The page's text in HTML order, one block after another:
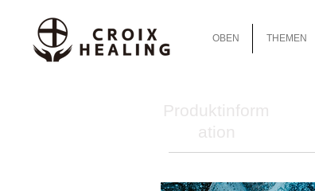
OBEN THEMEN
Produktinform
ation